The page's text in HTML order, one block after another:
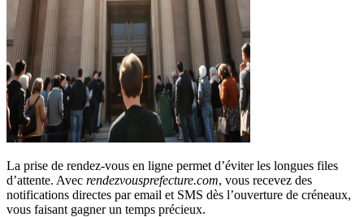
La prise de rendez-vous en ligne permet d’éviter les longues files
d’attente. Avec rendezvousprefecture.com, vous recevez des
notifications directes par email et SMS dès l’ouverture de créneaux,
vous faisant gagner un temps précieux.